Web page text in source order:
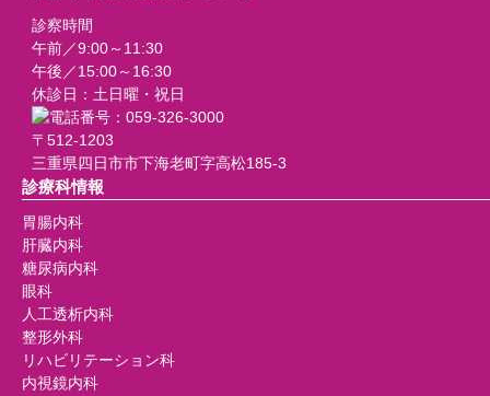
診察時間
午前／9:00～11:30
午後／15:00～16:30
休診日：土日曜・祝日
〒512-1203
三重県四日市市下海老町字高松185-3
診療科情報
胃腸内科
肝臓内科
糖尿病内科
眼科
人工透析内科
整形外科
リハビリテーション科
内視鏡内科